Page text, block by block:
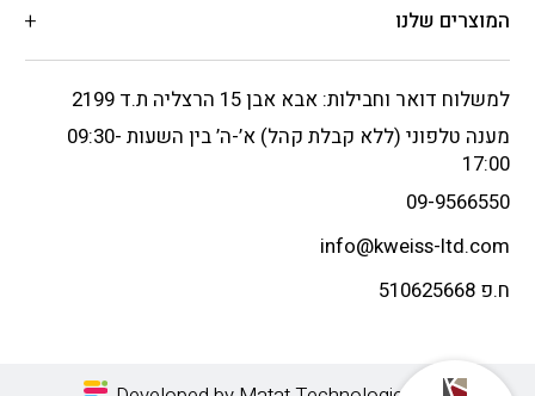
המוצרים שלנו
למשלוח דואר וחבילות: אבא אבן 15 הרצליה ת.ד 2199
מענה טלפוני (ללא קבלת קהל) א’-ה’ בין השעות 09:30-
17:00
09-9566550
info@kweiss-ltd.com
ח.פ 510625668